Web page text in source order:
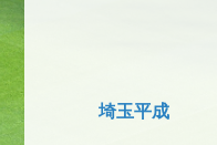
埼玉平成